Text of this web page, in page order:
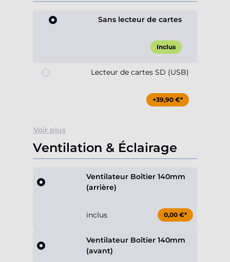
Sans lecteur de cartes
Inclus
Lecteur de cartes SD (USB)
+39,90 €*
Voir plus
Ventilation & Éclairage
Ventilateur Boîtier 140mm
(arrière)
inclus 0,00 €*
Ventilateur Boîtier 140mm
(avant)